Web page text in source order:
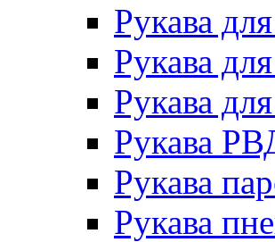
Рукава
Рукава
Рукава
Рукава
Рукава
Рукава